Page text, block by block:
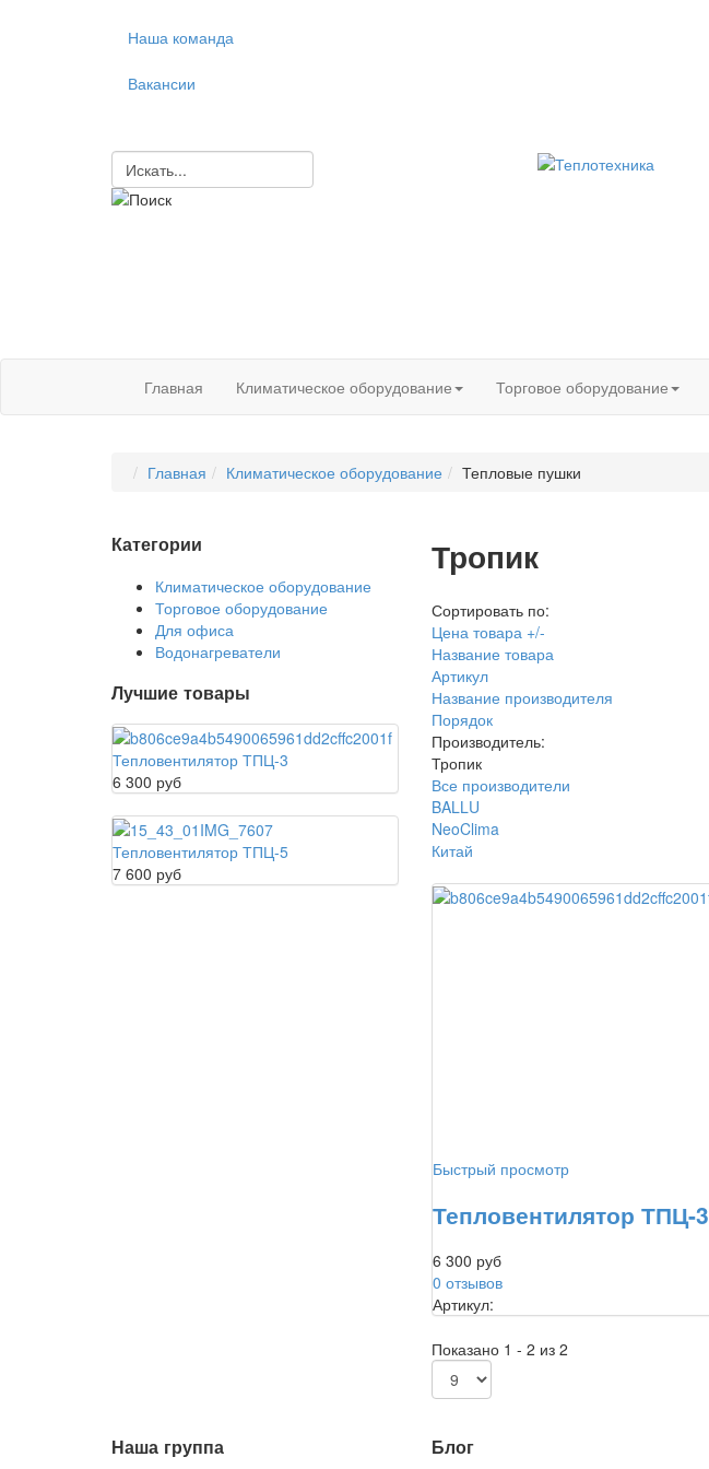
Наша команда
Вакансии
Главная Климатическое оборудование Торговое оборудование
Главная Климатическое оборудование Тепловые пушки
Тропик
Сортировать по:
Цена товара +/-
Название товара
Артикул
Название производителя
Порядок
Производитель:
Тропик
Все производители
BALLU
NeoClima
Китай
Быстрый просмотр
Тепловентилятор ТПЦ-3
6 300 руб
0 отзывов
Артикул:
Показано 1 - 2 из 2
Категории
Климатическое оборудование
Торговое оборудование
Для офиса
Водонагреватели
Лучшие товары
Тепловентилятор ТПЦ-3
6 300 руб
Тепловентилятор ТПЦ-5
7 600 руб
Наша группа Блог